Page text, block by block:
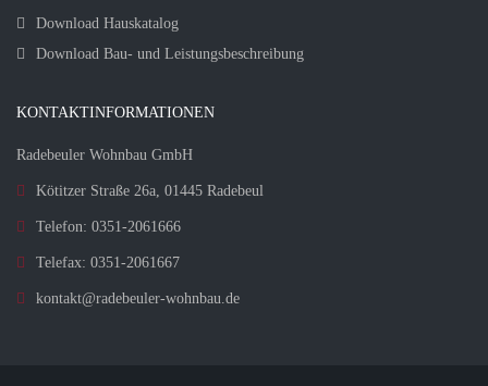
Download Hauskatalog
Download Bau- und Leistungsbeschreibung
KONTAKTINFORMATIONEN
Radebeuler Wohnbau GmbH
Kötitzer Straße 26a, 01445 Radebeul
Telefon: 0351-2061666
Telefax: 0351-2061667
kontakt@radebeuler-wohnbau.de